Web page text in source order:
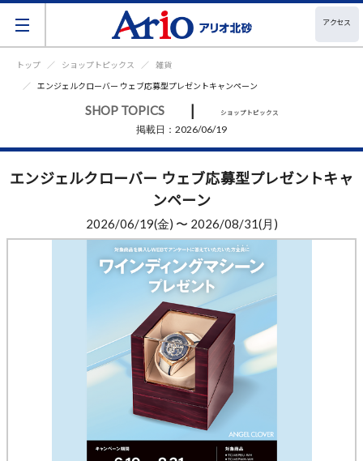
アクセス
トップ ショップトピックス
雑貨
エンジェルクローバー ウェブ応募型プレゼントキャンペーン
SHOP TOPICS | ショップトピックス
掲載日：2026/06/19
エンジェルクローバー ウェブ応募型プレゼントキャ
ンペーン
2026/06/19(金) 〜 2026/08/31(月)